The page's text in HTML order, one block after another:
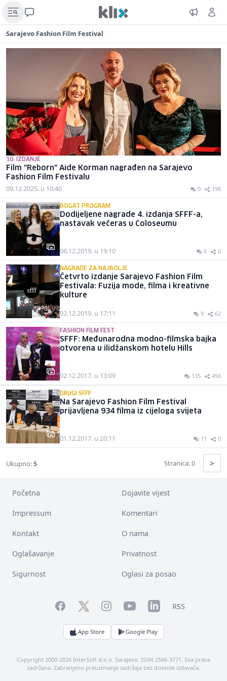
Sarajevo Fashion Film Festival
10. IZDANJE
Film "Reborn" Aide Korman nagrađen na Sarajevo
Fashion Film Festivalu
09.12.2025. u 10:40 0 198
BOGAT PROGRAM
Dodijeljene nagrade 4. izdanja SFFF-a,
nastavak večeras u Coloseumu
06.12.2019. u 19:10 6 0
NAGRADE ZA NAJBOLJE
Četvrto izdanje Sarajevo Fashion Film
Festivala: Fuzija mode, filma i kreativne
kulture
02.12.2019. u 17:11 9 62
FASHION FILM FEST
SFFF: Međunarodna modno-filmska bajka
otvorena u ilidžanskom hotelu Hills
02.12.2017. u 13:09 135 456
DRUGI SFFF
Na Sarajevo Fashion Film Festival
prijavljena 934 filma iz cijeloga svijeta
01.12.2017. u 20:11 11 0
Ukupno:5 Stranica: 0 >
Početna Dojavite vijest
Impressum Komentari
Kontakt O nama
Oglašavanje Privatnost
Sigurnost Oglasi za posao
FacebookTwitterInstagramYouTubeLinkedInRSS
App Store Google Play
Copyright 2000-2026 InterSoft d.o.o. Sarajevo. ISSN 2566-3771. Sva prava
zadržana. Zabranjeno preuzimanje sadržaja bez dozvole izdavača.